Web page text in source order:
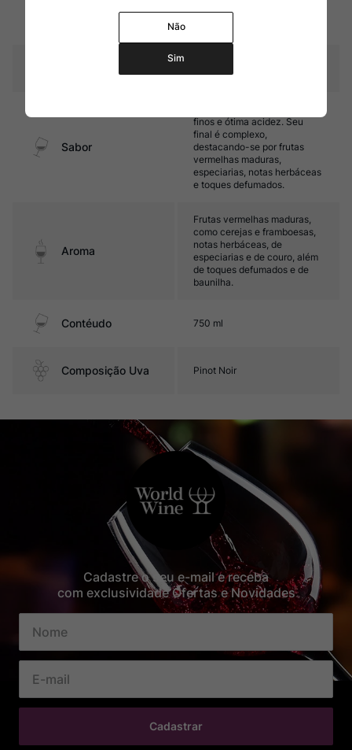
15 meses em barris de
Sabor
finos e ótima acidez. Seu
final é complexo,
destacando-se por frutas
vermelhas maduras,
especiarias, notas herbáceas
e toques defumados.
Aroma
Frutas vermelhas maduras,
como cerejas e framboesas,
notas herbáceas, de
especiarias e de couro, além
de toques defumados e de
baunilha.
Contéudo 750 ml
Composição Uva Pinot Noir
Cadastre o seu e-mail e receba
com exclusividade Ofertas e Novidades
Cadastrar
Não
Sim